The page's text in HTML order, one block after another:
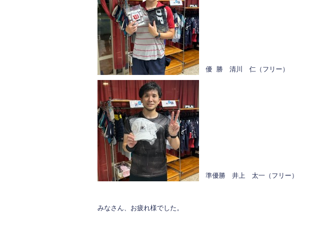
優 勝 清川 仁（フリー）
準優勝 井上 太一（フリー）
みなさん、お疲れ様でした。